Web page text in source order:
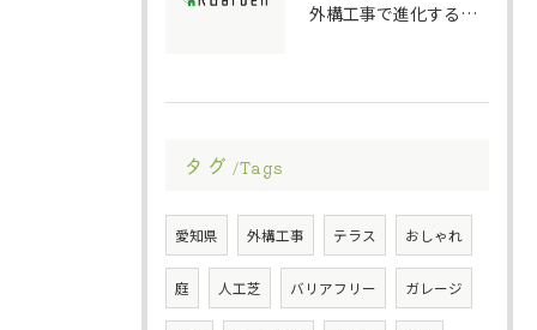
外構工事で進化する防犯ポストの技術
タグ Tags
愛知県 外構工事 テラス おしゃれ
庭 人工芝 バリアフリー ガレージ